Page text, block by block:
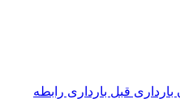
بارداری قبل بارداری رابطه